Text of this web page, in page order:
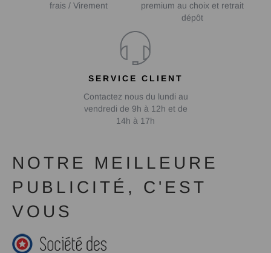
frais / Virement
premium au choix et retrait
dépôt
SERVICE CLIENT
Contactez nous du lundi au
vendredi de 9h à 12h et de
14h à 17h
NOTRE MEILLEURE
PUBLICITÉ, C'EST
VOUS